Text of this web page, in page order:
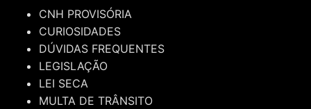
CNH PROVISÓRIA
CURIOSIDADES
DÚVIDAS FREQUENTES
LEGISLAÇÃO
LEI SECA
MULTA DE TRÂNSITO